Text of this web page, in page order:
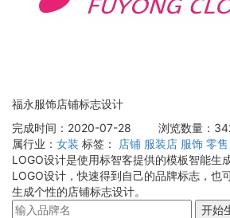
福永服饰店铺标志设计
完成时间：2020-07-28
浏览数量：
属行业： 女装 标签： 店铺 服装店 服饰 零售
LOGO设计是使用标智客提供的模板智能生
LOGO设计，快速得到自己的品牌标志，也
生成个性的店铺标志设计。
开始